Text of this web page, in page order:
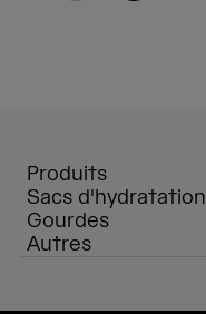
Produits
Sacs d'hydratation
Gourdes
Autres